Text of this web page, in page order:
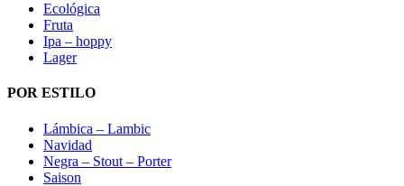
Ecológica
Fruta
Ipa – hoppy
Lager
POR ESTILO
Lámbica – Lambic
Navidad
Negra – Stout – Porter
Saison